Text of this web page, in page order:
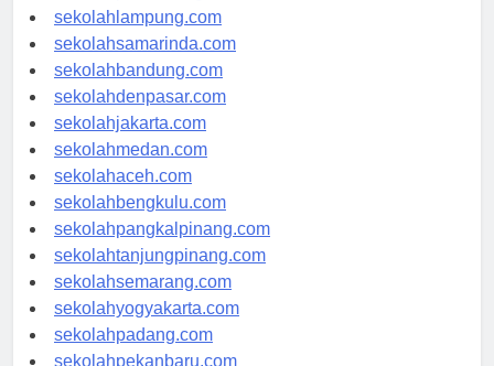
sekolahpalembang.com
sekolahlampung.com
sekolahsamarinda.com
sekolahbandung.com
sekolahdenpasar.com
sekolahjakarta.com
sekolahmedan.com
sekolahaceh.com
sekolahbengkulu.com
sekolahpangkalpinang.com
sekolahtanjungpinang.com
sekolahsemarang.com
sekolahyogyakarta.com
sekolahpadang.com